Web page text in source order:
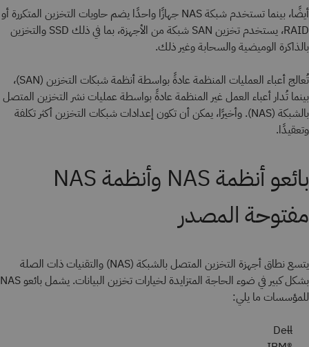
أيضًا، بينما تستخدم شبكة NAS جهازًا واحدًا يضم حاويات التخزين المتكررة أو
RAID، يستخدم تخزين SAN شبكة من الأجهزة، بما في ذلك SSD والتخزين
بالذاكرة الوميضية والسحابة وغير ذلك.
تُعالج أعباء العمليات المنظمة عادةً بواسطة أنظمة شبكات التخزين (SAN)،
بينما تُدار أعباء العمل غير المنظمة عادةً بواسطة عمليات نشر التخزين المتصل
بالشبكة (NAS). وأخيرًا، يمكن أن تكون إعدادات شبكات التخزين أكثر تكلفة
وتعقيدًا.
بائعو أنظمة NAS وأنظمة NAS
مفتوحة المصدر
يتسع نطاق أجهزة التخزين المتصل بالشبكة (NAS) والتقنيات ذات الصلة
بشكل كبير في ضوء الحاجة المتزايدة لخيارات تخزين البيانات. يشمل بائعو NAS
للمؤسسات ما يلي:
Dell